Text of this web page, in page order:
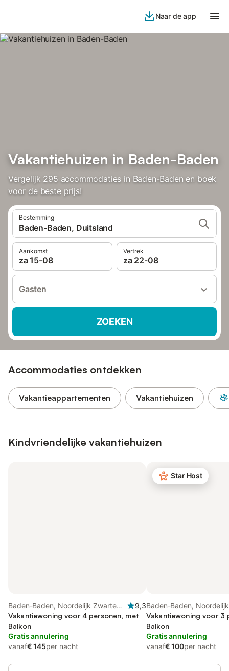
Naar de app
Vakantiehuizen in Baden-Baden
Vergelijk 295 accommodaties in Baden-Baden en boek
voor de beste prijs!
Bestemming
Baden-Baden, Duitsland
Aankomst
za 15-08
Vertrek
za 22-08
Gasten
ZOEKEN
Accommodaties ontdekken
Vakantieappartementen Vakantiehuizen
Kindvriendelijke vakantiehuizen
Baden-Baden, Noordelijk Zwarte
Woud
9,3
Vakantiewoning voor 4 personen, met
Balkon
Gratis annulering
vanaf€ 145per nacht
Star Host
Baden-Baden,
Woud
Vakantiewoning voor 3
Balkon
Gratis annulering
vanaf€ 100per nacht